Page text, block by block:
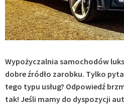
Wypożyczalnia samochodów
dobre źródło zarobku. Tylko
tego typu usług? Odpowiedź
tak! Jeśli mamy do dyspozycji